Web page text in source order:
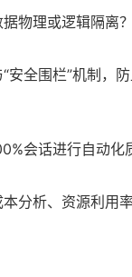
物理或逻辑隔离
全围栏”机制，
会话进行自动化
分析、资源利用